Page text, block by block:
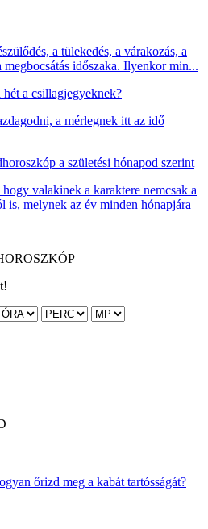
a tülekedés, a várakozás, a
időszaka. Ilyenkor min...
a csillagjegyeknek?
a mérlegnek itt az idő
a születési hónapod szerint
valakinek a karaktere nemcsak a
is, melynek az év minden hónapjára
őrizd meg a kabát tartósságát?